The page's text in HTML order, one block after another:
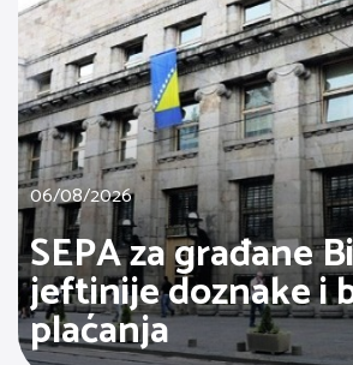
06/08/2026
SEPA za građane
jeftinije doznake i
plaćanja